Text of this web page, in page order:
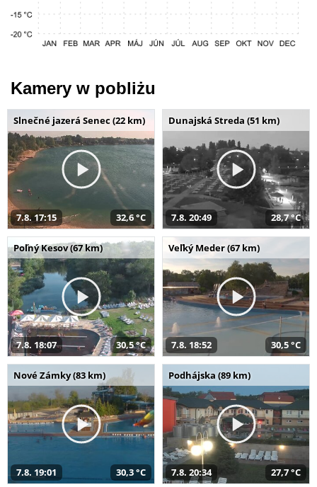
Kamery w pobliżu
Slnečné jazerá Senec (22 km)
7.8. 17:15 32,6 °C
Dunajská Streda (51 km)
7.8. 20:49 28,7 °C
Poľný Kesov (67 km)
7.8. 18:07 30,5 °C
Veľký Meder (67 km)
7.8. 18:52 30,5 °C
Nové Zámky (83 km)
7.8. 19:01 30,3 °C
Podhájska (89 km)
7.8. 20:34 27,7 °C